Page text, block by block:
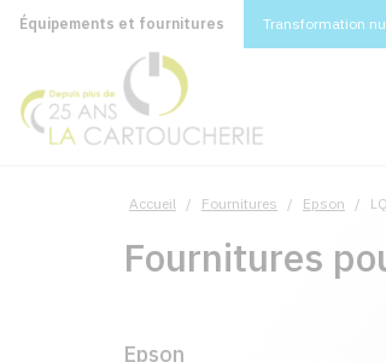
Équipements et fournitures Transformation
Accueil / Fournitures / Epson /
Fournitures
Epson